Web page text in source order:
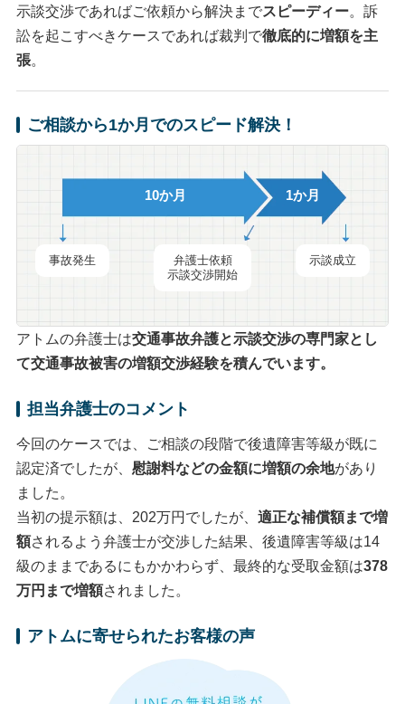
示談交渉であればご依頼から解決までスピーディー。訴
訟を起こすべきケースであれば裁判で徹底的に増額を主
張。
ご相談から1か月でのスピード解決！
10か月 1か月
事故発生
弁護士依頼
示談交渉開始
示談成立
アトムの弁護士は交通事故弁護と示談交渉の専門家とし
て交通事故被害の増額交渉経験を積んでいます。
担当弁護士のコメント
今回のケースでは、ご相談の段階で後遺障害等級が既に
認定済でしたが、 慰謝料などの金額に増額の余地があり
ました。
当初の提示額は、202万円でしたが、 適正な補償額まで増
額されるよう弁護士が交渉した結果、後遺障害等級は14
級のままであるにもかかわらず、最終的な受取金額は378
万円まで増額されました。
アトムに寄せられたお客様の声